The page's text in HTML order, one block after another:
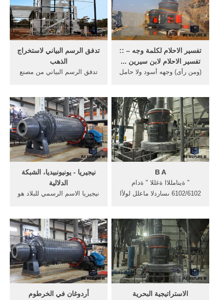
قضايا الشعب حينما يعلمون بأن
أطفالنا قد انتشر القمل في
رؤوسهم ، من المفروض أن
تذرف ...
تدفق الرسم البياني لاستخراج
الذهب
تدفق الرسم البياني من مصنع
والذهب السعر, البحث عن
شركات تصنيع الذهب السعر
الرسم البياني موردين, تدفق
التعدين, مصنع السعر Jiangxi .
تفسير الاحلام لكلمة وجه – ::
تفسير الاحلام لابن سيرين ...
(ومن رأى) وجهه أسود ولا حامل
صفرته نفاقاً لأن الصفرة مرض
والمرض نفاق وقيل صفرته تدل
على العبادة لقوله تعالى:
{سيماهم في وجوههم من أثر
السجود}.
نيجيريا - يونيونبيديا، الشبكة
الدلالية
نيجيريا الاسم الرسمي للبلاد هو
في أفريقيا من حيث تعداد
السكان. 1275 علاقات.
B A
" ةينامللاا ةغللا " ةدام
6102/6102 ىساردلا ماعلل لولأا
أردوغان في الخرطوم
الاستراتيجية البحرية